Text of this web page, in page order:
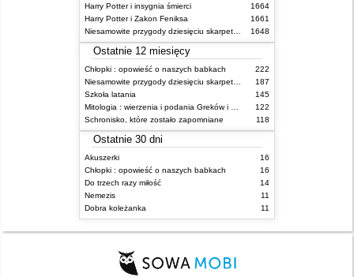
Harry Potter i insygnia śmierci
1664
Harry Potter i Zakon Feniksa
1661
1648
Ostatnie 12 miesięcy
Chłopki : opowieść o naszych babkach
222
187
Szkoła latania
145
122
Schronisko, które zostało zapomniane
118
Ostatnie 30 dni
Akuszerki
16
Chłopki : opowieść o naszych babkach
16
Do trzech razy miłość
14
Nemezis
11
Dobra koleżanka
11